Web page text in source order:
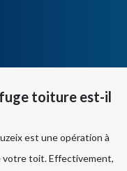
toiture est-il
est une opération à
votre toit. Effectivement,